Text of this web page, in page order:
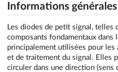
Informations générales
Les diodes de petit signal, telles
composants fondamentaux dans
principalement utilisées pour
et de traitement du signal. Elles
circuler dans une direction (sens